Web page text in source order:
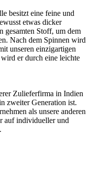
besitzt eine feine und
etwas dicker
gesamten Stoff, um dem
Nach dem Spinnen wird
unseren einzigartigen
er durch eine leichte
Zulieferfirma in Indien
zweiter Generation ist.
als unsere anderen
auf individueller und